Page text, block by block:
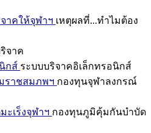
าคให้จุฬาฯ เหตุผลที่...ทำไมต้อง
จาค
กส์ ระบบบริจาคอิเล็กทรอนิกส์
ราชสมภพฯ กองทุนจุฬาลงกรณ์
เร็งจุฬาฯ กองทุนภูมิคุ้มกันบำบัด